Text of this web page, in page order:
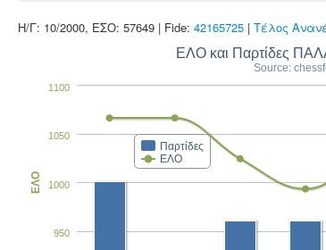
Η/Γ: 10/2000, ΕΣΟ: 57649 | Fide: 42165725 | Τέλος
ΕΛΟ και Παρτίδες
Source:
Παρτίδες
ΕΛΟ
950
1000
1050
1100
ΕΛΟ